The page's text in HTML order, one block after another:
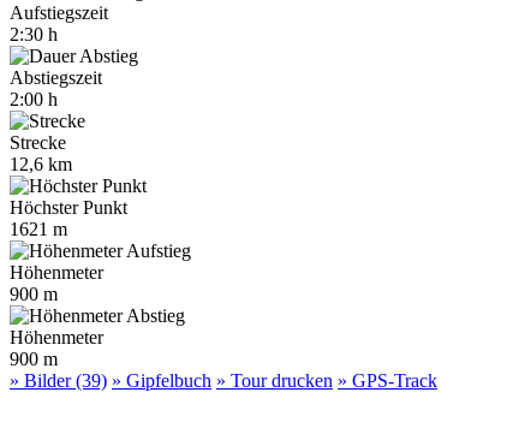
Aufstiegszeit
2:30 h
Abstiegszeit
2:00 h
Strecke
12,6 km
Höchster Punkt
1621 m
Höhenmeter
900 m
Höhenmeter
900 m
» Bilder (39) » Gipfelbuch » Tour drucken » GPS-Track